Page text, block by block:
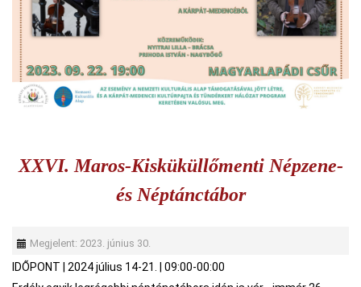
XXVI. Maros-Kisküküllőmenti Népzene-
és Néptánctábor
Megjelent: 2023. június 30.
IDŐPONT 2024 július 14-21.
09:00-00:00